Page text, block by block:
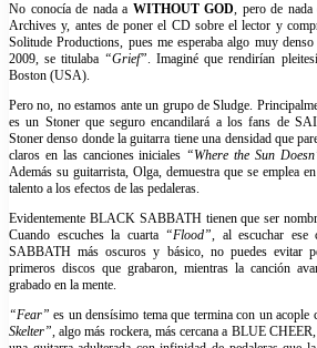
No conocía de nada a WITHOUT GOD, pero de
Archives y, antes de poner el CD sobre el lector y
Solitude Productions, pues me esperaba algo muy
2009, se titulaba “Grief”. Imaginé que rendirían
Boston (USA).
Pero no, no estamos ante un grupo de Sludge.
es un Stoner que seguro encandilará a los fans de
Stoner denso donde la guitarra tiene una densidad que
claros en las canciones iniciales “Where the Sun
Además su guitarrista, Olga, demuestra que se emplea
talento a los efectos de las pedaleras.
Evidentemente BLACK SABBATH tienen que ser
Cuando escuches la cuarta “Flood”, al escuchar ese
SABBATH más oscuros y básico, no puedes evitar
primeros discos que grabaron, mientras la canción
grabado en la mente.
“Fear” es un densísimo tema que termina con un acople
Skelter”, algo más rockera, más cercana a BLUE